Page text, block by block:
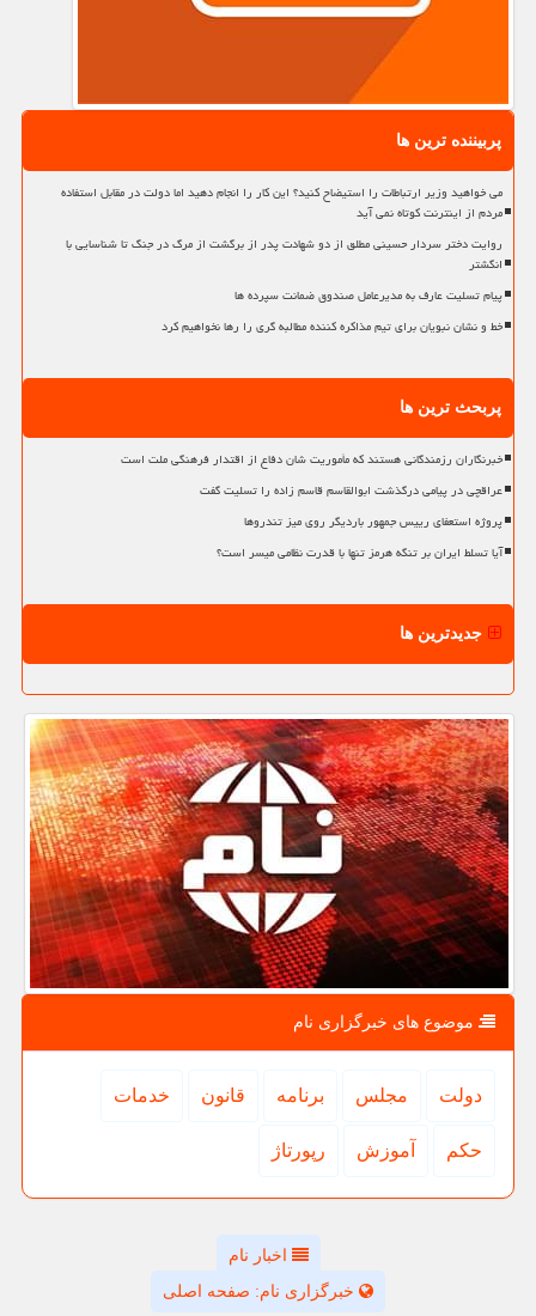
پربیننده ترین ها
می خواهید وزیر ارتباطات را استیضاح کنید؟ این کار را انجام دهید اما دولت در مقابل استفاده
مردم از اینترنت کوتاه نمی آید
روایت دختر سردار حسینی مطلق از دو شهادت پدر از برگشت از مرگ در جنگ تا شناسایی با
انگشتر
پیام تسلیت عارف به مدیرعامل صندوق ضمانت سپرده ها
خط و نشان نبویان برای تیم مذاکره کننده مطالبه گری را رها نخواهیم کرد
پربحث ترین ها
خبرنگاران رزمندگانی هستند که مأموریت شان دفاع از اقتدار فرهنگی ملت است
عراقچی در پیامی درگذشت ابوالقاسم قاسم زاده را تسلیت گفت
پروژه استعفای رییس جمهور باردیگر روی میز تندروها
آیا تسلط ایران بر تنگه هرمز تنها با قدرت نظامی میسر است؟
جدیدترین ها
موضوع های خبرگزاری نام
دولت مجلس برنامه قانون خدمات
حكم آموزش رپورتاژ
اخبار نام
خبرگزاری نام: صفحه اصلی